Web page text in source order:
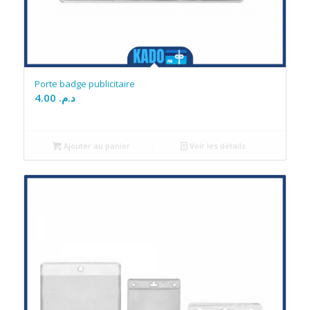
Porte badge publicitaire
د.م.
Ajouter au panier Voir les détails